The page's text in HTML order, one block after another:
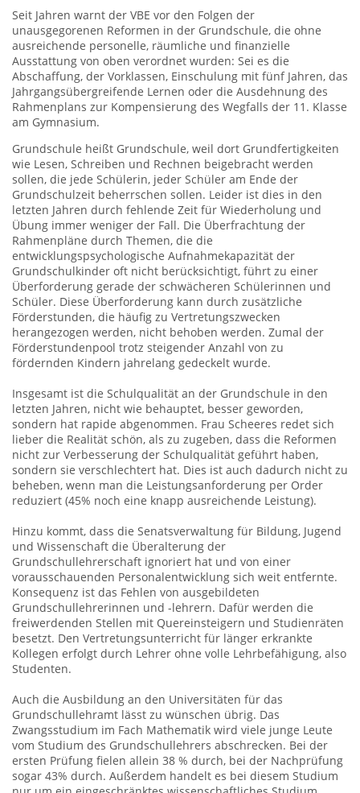
Seit Jahren warnt der VBE vor den Folgen der
unausgegorenen Reformen in der Grundschule, die ohne
ausreichende personelle, räumliche und finanzielle
Ausstattung von oben verordnet wurden: Sei es die
Abschaffung, der Vorklassen, Einschulung mit fünf Jahren, das
Jahrgangsübergreifende Lernen oder die Ausdehnung des
Rahmenplans zur Kompensierung des Wegfalls der 11. Klasse
am Gymnasium.
Grundschule heißt Grundschule, weil dort Grundfertigkeiten
wie Lesen, Schreiben und Rechnen beigebracht werden
sollen, die jede Schülerin, jeder Schüler am Ende der
Grundschulzeit beherrschen sollen. Leider ist dies in den
letzten Jahren durch fehlende Zeit für Wiederholung und
Übung immer weniger der Fall. Die Überfrachtung der
Rahmenpläne durch Themen, die die
entwicklungspsychologische Aufnahmekapazität der
Grundschulkinder oft nicht berücksichtigt, führt zu einer
Überforderung gerade der schwächeren Schülerinnen und
Schüler. Diese Überforderung kann durch zusätzliche
Förderstunden, die häufig zu Vertretungszwecken
herangezogen werden, nicht behoben werden. Zumal der
Förderstundenpool trotz steigender Anzahl von zu
fördernden Kindern jahrelang gedeckelt wurde.
Insgesamt ist die Schulqualität an der Grundschule in den
letzten Jahren, nicht wie behauptet, besser geworden,
sondern hat rapide abgenommen. Frau Scheeres redet sich
lieber die Realität schön, als zu zugeben, dass die Reformen
nicht zur Verbesserung der Schulqualität geführt haben,
sondern sie verschlechtert hat. Dies ist auch dadurch nicht zu
beheben, wenn man die Leistungsanforderung per Order
reduziert (45% noch eine knapp ausreichende Leistung).
Hinzu kommt, dass die Senatsverwaltung für Bildung, Jugend
und Wissenschaft die Überalterung der
Grundschullehrerschaft ignoriert hat und von einer
vorausschauenden Personalentwicklung sich weit entfernte.
Konsequenz ist das Fehlen von ausgebildeten
Grundschullehrerinnen und -lehrern. Dafür werden die
freiwerdenden Stellen mit Quereinsteigern und Studienräten
besetzt. Den Vertretungsunterricht für länger erkrankte
Kollegen erfolgt durch Lehrer ohne volle Lehrbefähigung, also
Studenten.
Auch die Ausbildung an den Universitäten für das
Grundschullehramt lässt zu wünschen übrig. Das
Zwangsstudium im Fach Mathematik wird viele junge Leute
vom Studium des Grundschullehrers abschrecken. Bei der
ersten Prüfung fielen allein 38 % durch, bei der Nachprüfung
sogar 43% durch. Außerdem handelt es bei diesem Studium